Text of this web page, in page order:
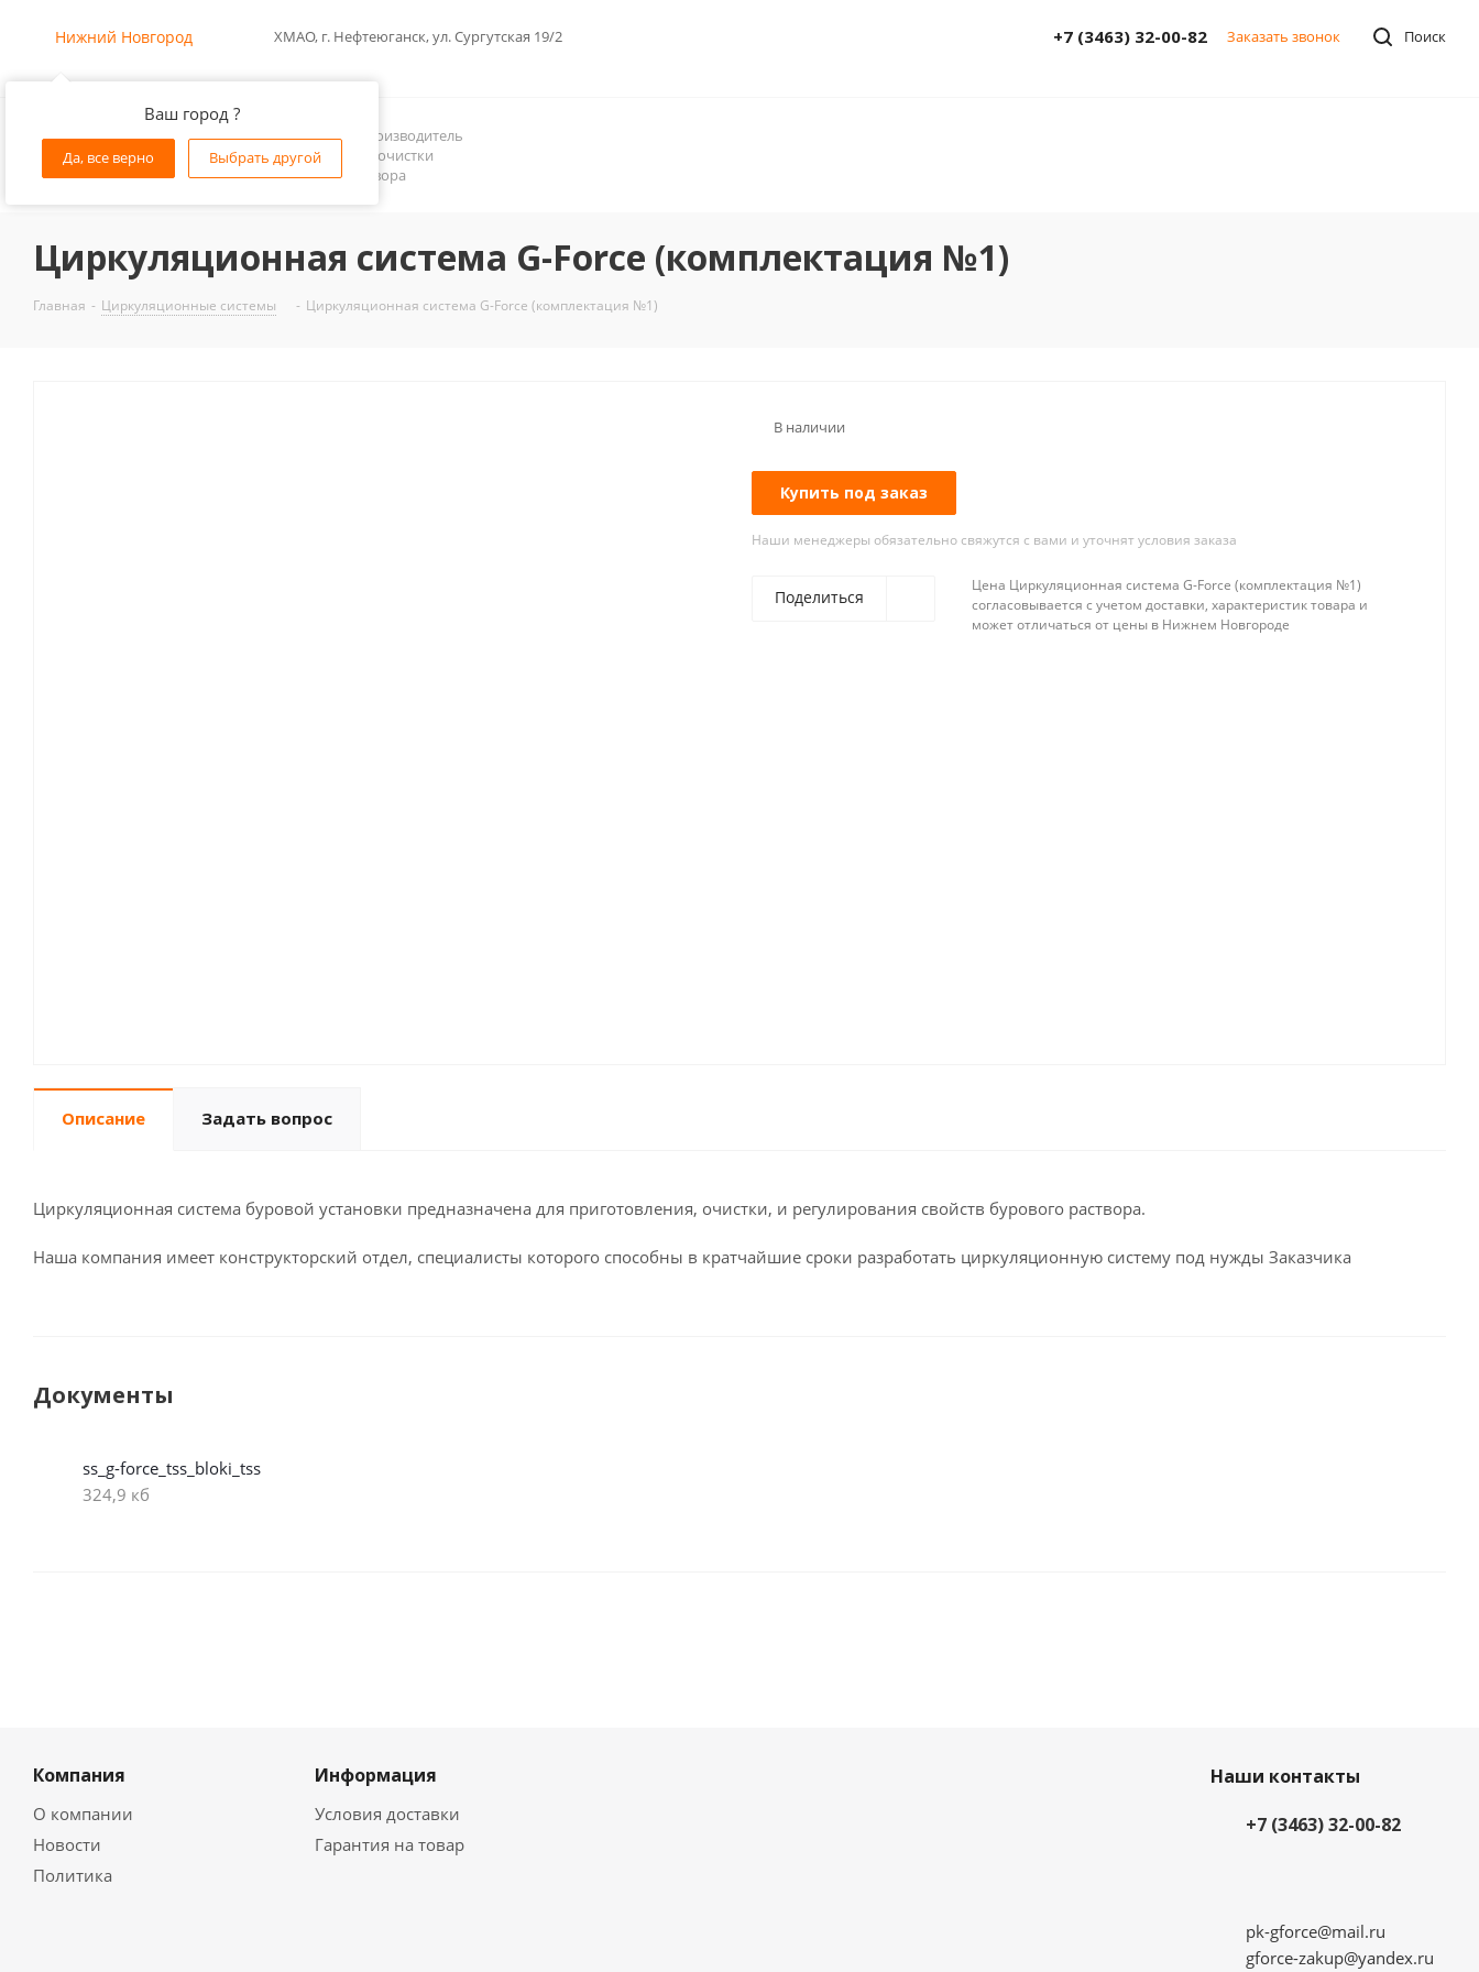
Нижний Новгород
Ваш город ?
Да, все верно Выбрать другой
ХМАО, г. Нефтеюганск, ул. Сургутская 19/2 Поиск
+7 (3463) 32-00-82 Заказать звонок
Российский производитель
оборудования очистки
бурового раствора
Циркуляционная система G-Force (комплектация №1)
Главная - Циркуляционные системы - Циркуляционная система G-Force (комплектация №1)
В наличии
Купить под заказ
Наши менеджеры обязательно свяжутся с вами и уточнят условия заказа
Поделиться
Цена Циркуляционная система G-Force (комплектация №1)
согласовывается с учетом доставки, характеристик товара и
может отличаться от цены в Нижнем Новгороде
Описание Задать вопрос
Циркуляционная система буровой установки предназначена для приготовления, очистки, и регулирования свойств бурового раствора.
Наша компания имеет конструкторский отдел, специалисты которого способны в кратчайшие сроки разработать циркуляционную систему под нужды Заказчика
Документы
ss_g-force_tss_bloki_tss
324,9 кб
Компания
О компании
Новости
Политика
Информация
Условия доставки
Гарантия на товар
Наши контакты
+7 (3463) 32-00-82
pk-gforce@mail.ru
gforce-zakup@yandex.ru